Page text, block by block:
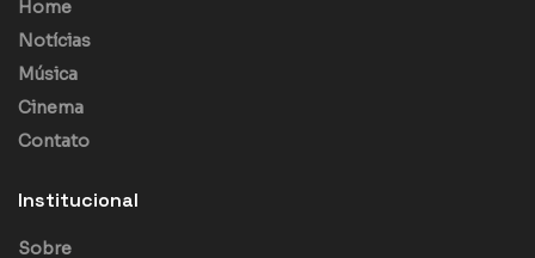
Home
Notícias
Música
Cinema
Contato
Institucional
Sobre